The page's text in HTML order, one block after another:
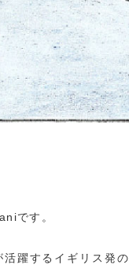
です。
躍するイギリス発